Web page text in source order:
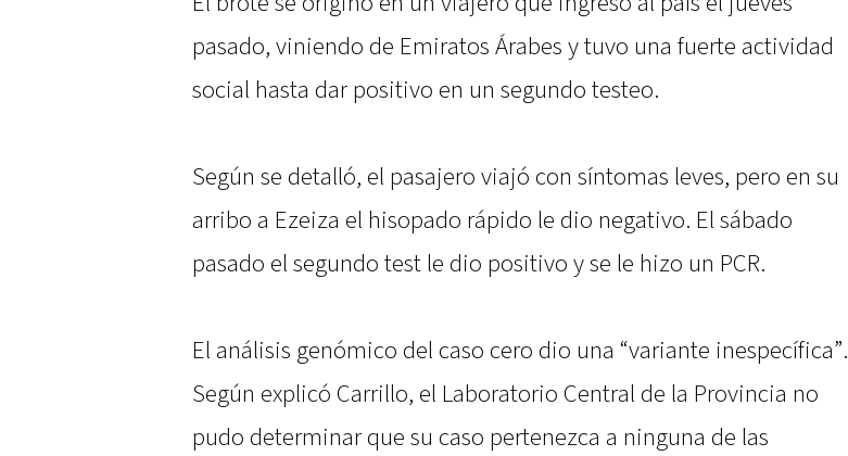
pasado, viniendo de Emiratos Árabes y tuvo una fuerte actividad
social hasta dar positivo en un segundo testeo.
Según se detalló, el pasajero viajó con síntomas leves, pero en su
arribo a Ezeiza el hisopado rápido le dio negativo. El sábado
pasado el segundo test le dio positivo y se le hizo un PCR.
El análisis genómico del caso cero dio una “variante inespecífica”.
Según explicó Carrillo, el Laboratorio Central de la Provincia no
pudo determinar que su caso pertenezca a ninguna de las